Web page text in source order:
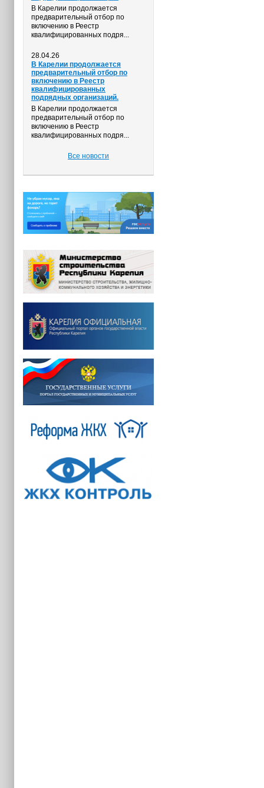
В Карелии продолжается
предварительный отбор по
включению в Реестр
квалифицированных подря...
28.04.26
В Карелии продолжается
предварительный отбор по
включению в Реестр
квалифицированных
подрядных организаций.
В Карелии продолжается
предварительный отбор по
включению в Реестр
квалифицированных подря...
Все новости